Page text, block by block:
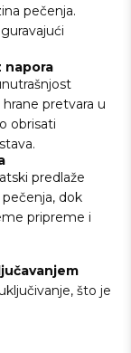
pečenja.
napora
pretvara u
obrisati
predlaže
dok
pripreme i
što je